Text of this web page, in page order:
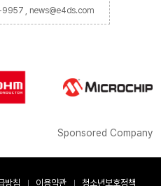
9957 , news@e4ds.com
Sponsored Company
방침 이용약관 청소년보호정책